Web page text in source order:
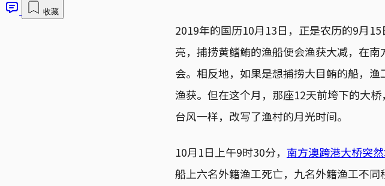
收藏
2019年的国历10月13日，正是农历的9月
亮，捕捞黄鳍鲔的渔船便会渔获大减，在
会。相反地，如果是想捕捞大目鲔的船，
渔获。但在这个月，那座12天前垮下的大
台风一样，改写了渔村的月光时间。
10月1日上午9时30分， 南方澳跨港大桥突
船上六名外籍渔工死亡，九名外籍渔工不